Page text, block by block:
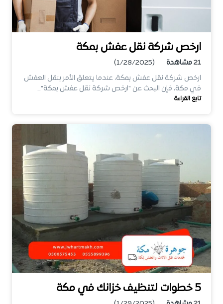
ارخص شركة نقل عفش بمكة
21مشاهدة
(1/28/2025)
ارخص شركة نقل عفش بمكة، عندما يتعلق الأمر بنقل العفش
في مكة، فإن البحث عن "ارخص شركة نقل عفش بمكة"…
تابع القراءة
5 خطوات لتنظيف خزانك في مكة